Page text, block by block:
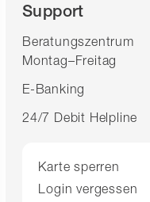
Support
Beratungszentrum
Montag–Freitag
E-Banking
24/7 Debit Helpline
Karte sperren
Login vergessen